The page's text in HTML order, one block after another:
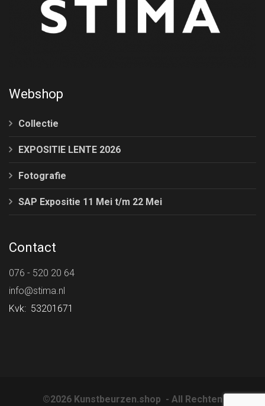
Webshop
Collectie
EXPOSITIE LENTE 2026
Fotografie
SAP Expositie 11 Mei t/m 22 Mei
Contact
076 - 520 20 64
info@stima.nl
Kvk: 53201671
©2026 Kunstbeurzen.shop - All Rechten